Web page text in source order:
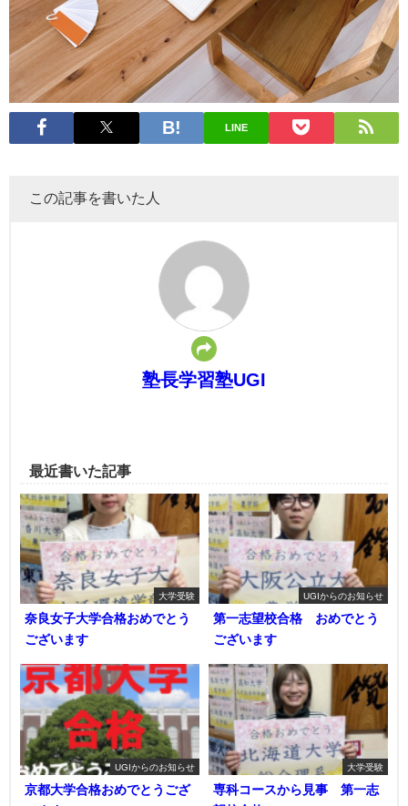
LINE
この記事を書いた人
塾長学習塾UGI
最近書いた記事
大学受験
奈良女子大学合格おめでとう
ございます
UGIからのお知らせ
第一志望校合格 おめでとう
ございます
UGIからのお知らせ
京都大学合格おめでとうござ
大学受験
専科コースから見事 第一志